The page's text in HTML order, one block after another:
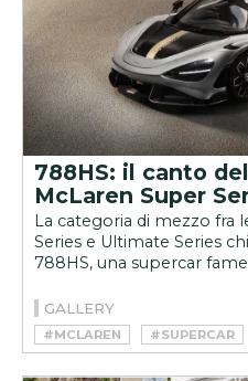
788HS: il canto
McLaren Super
La categoria di mezzo fra
Series e Ultimate Series
788HS, una supercar
GALLERY
#MCLAREN #SUPERCAR